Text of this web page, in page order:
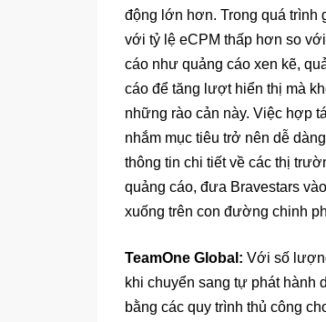
động lớn hơn. Trong quá trình
với tỷ lệ eCPM thấp hơn so
cáo như quảng cáo xen kẽ,
cáo để tăng lượt hiển thị mà
những rào cản này. Việc hợp
nhắm mục tiêu trở nên dễ
thông tin chi tiết về các thị
quảng cáo, đưa Bravestars
xuống trên con đường chinh
TeamOne Global: Với số
khi chuyển sang tự phát hành
bằng các quy trình thủ công